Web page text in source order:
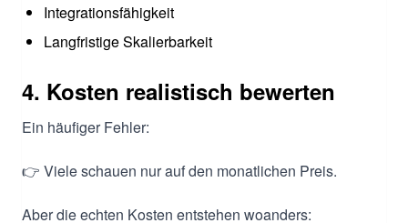
Integrationsfähigkeit
Langfristige Skalierbarkeit
4. Kosten realistisch bewerten
Ein häufiger Fehler:
👉 Viele schauen nur auf den monatlichen Preis.
Aber die echten Kosten entstehen woanders: